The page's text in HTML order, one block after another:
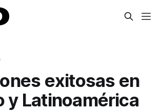
exitosas en
y Latinoamérica